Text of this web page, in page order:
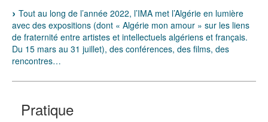
Tout au long de l’année 2022, l’IMA met l’Algérie en lumière
avec des expositions (dont « Algérie mon amour » sur les liens
de fraternité entre artistes et intellectuels algériens et français.
Du 15 mars au 31 juillet), des conférences, des films, des
rencontres…
Pratique